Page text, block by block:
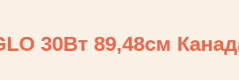
30Bт 89,48см